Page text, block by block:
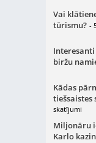
Vai
tūrismu? -
biržu
Kādas
tiešsaistes
skatījumi
Miljonāru
Karlo